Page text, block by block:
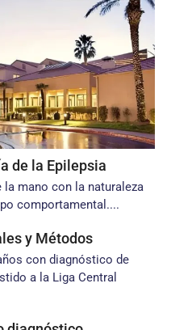
de la Epilepsia
mano con la naturaleza
comportamental....
y Métodos
con diagnóstico de
a la Liga Central